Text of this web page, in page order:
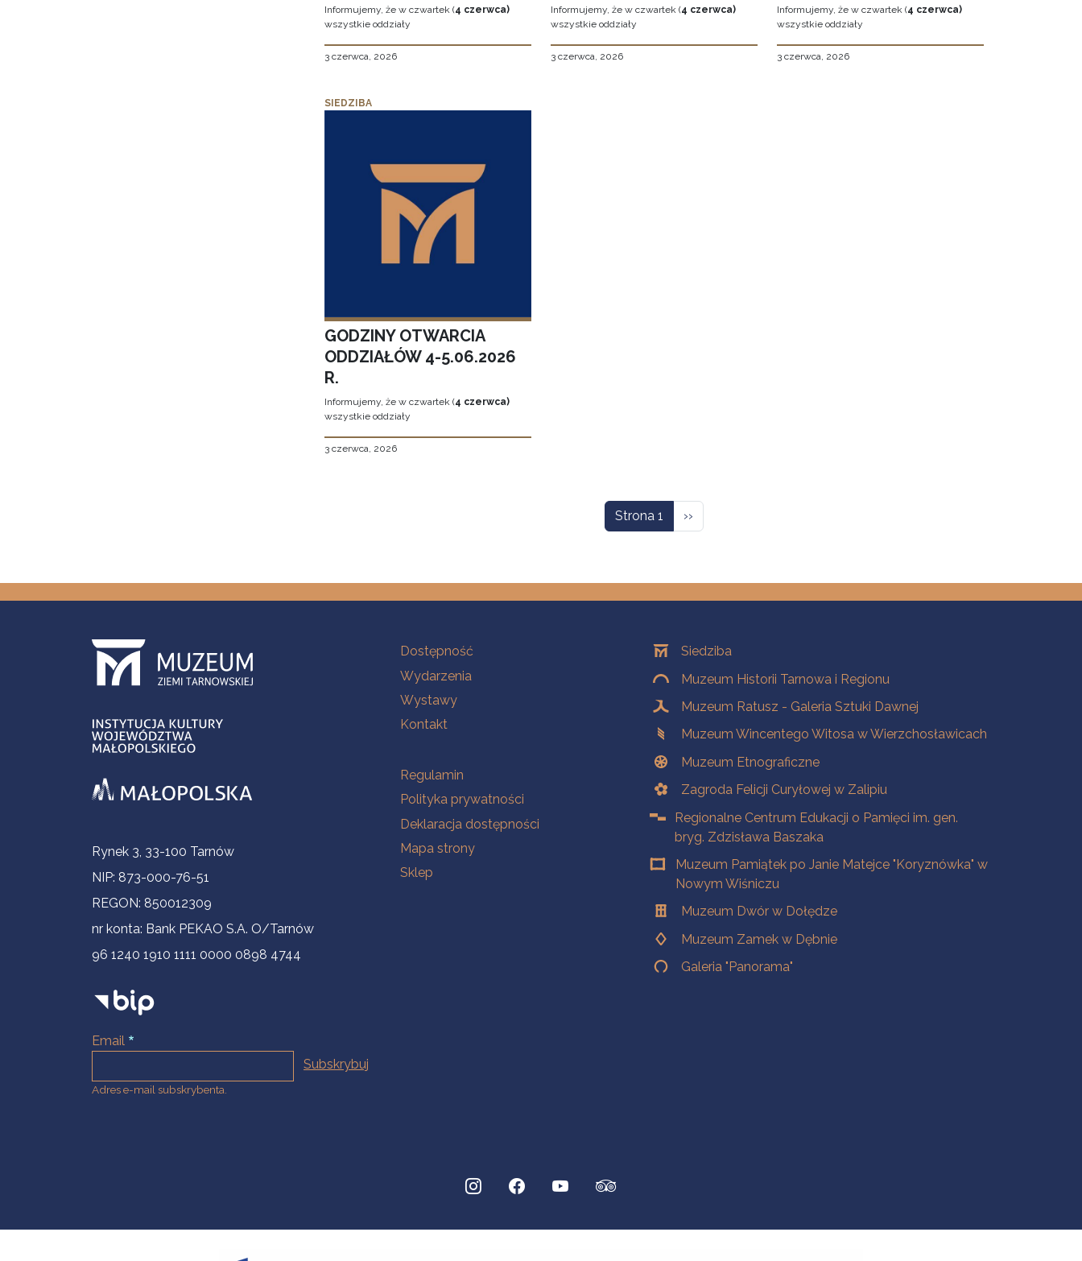
Informujemy, że w czwartek (4 czerwca)
wszystkie oddziały
3 czerwca, 2026
Informujemy, że w czwartek (4 czerwca)
wszystkie oddziały
3 czerwca, 2026
Informujemy, że w czwartek (4 czerwca)
wszystkie oddziały
3 czerwca, 2026
SIEDZIBA
GODZINY OTWARCIA
ODDZIAŁÓW 4-5.06.2026
R.
Informujemy, że w czwartek (4 czerwca)
wszystkie oddziały
3 czerwca, 2026
Strona 1 Następna strona
››
Informacje kontaktowe
Rynek 3, 33-100 Tarnów
NIP: 873-000-76-51
REGON: 850012309
nr konta: Bank PEKAO S.A. O/Tarnów
96 1240 1910 1111 0000 0898 4744
Email
Adres e-mail subskrybenta.
Na skróty
Dostępność
Wydarzenia
Wystawy
Kontakt
Na skróty
Regulamin
Polityka prywatności
Deklaracja dostępności
Mapa strony
Sklep
OddziałySiedziba
Muzeum Historii Tarnowa i Regionu
Muzeum Ratusz - Galeria Sztuki Dawnej
Muzeum Wincentego Witosa w Wierzchosławicach
Muzeum Etnograficzne
Zagroda Felicji Curyłowej w Zalipiu
Regionalne Centrum Edukacji o Pamięci im. gen.
bryg. Zdzisława Baszaka
Muzeum Pamiątek po Janie Matejce "Koryznówka" w
Nowym Wiśniczu
Muzeum Dwór w Dołędze
Muzeum Zamek w Dębnie
Galeria "Panorama"